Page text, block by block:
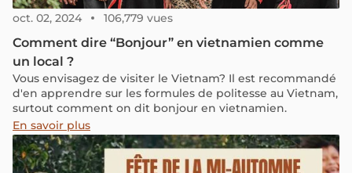
oct. 02, 2024 106,779 vues
Comment dire “Bonjour” en vietnamien comme
un local ?
Vous envisagez de visiter le Vietnam? Il est recommandé
d'en apprendre sur les formules de politesse au Vietnam,
surtout comment on dit bonjour en vietnamien.
En savoir plus